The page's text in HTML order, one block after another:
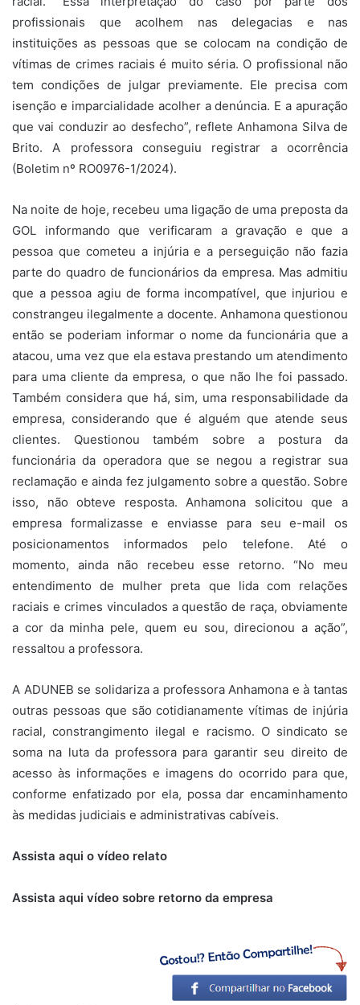
profissionais que acolhem nas delegacias e nas
instituições as pessoas que se colocam na condição de
vítimas de crimes raciais é muito séria. O profissional não
tem condições de julgar previamente. Ele precisa com
isenção e imparcialidade acolher a denúncia. E a apuração
que vai conduzir ao desfecho”, reflete Anhamona Silva de
Brito. A professora conseguiu registrar a ocorrência
(Boletim nº RO0976-1/2024).
Na noite de hoje, recebeu uma ligação de uma preposta da
GOL informando que verificaram a gravação e que a
pessoa que cometeu a injúria e a perseguição não fazia
parte do quadro de funcionários da empresa. Mas admitiu
que a pessoa agiu de forma incompatível, que injuriou e
constrangeu ilegalmente a docente. Anhamona questionou
então se poderiam informar o nome da funcionária que a
atacou, uma vez que ela estava prestando um atendimento
para uma cliente da empresa, o que não lhe foi passado.
Também considera que há, sim, uma responsabilidade da
empresa, considerando que é alguém que atende seus
clientes. Questionou também sobre a postura da
funcionária da operadora que se negou a registrar sua
reclamação e ainda fez julgamento sobre a questão. Sobre
isso, não obteve resposta. Anhamona solicitou que a
empresa formalizasse e enviasse para seu e-mail os
posicionamentos informados pelo telefone. Até o
momento, ainda não recebeu esse retorno. “No meu
entendimento de mulher preta que lida com relações
raciais e crimes vinculados a questão de raça, obviamente
a cor da minha pele, quem eu sou, direcionou a ação”,
ressaltou a professora.
A ADUNEB se solidariza a professora Anhamona e à tantas
outras pessoas que são cotidianamente vítimas de injúria
racial, constrangimento ilegal e racismo. O sindicato se
soma na luta da professora para garantir seu direito de
acesso às informações e imagens do ocorrido para que,
conforme enfatizado por ela, possa dar encaminhamento
às medidas judiciais e administrativas cabíveis.
Assista aqui o vídeo relato
Assista aqui vídeo sobre retorno da empresa